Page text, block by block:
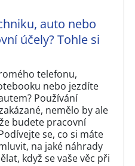
auto nebo
účely? Tohle si
telefonu,
nebo jezdíte
Používání
nemělo by ale
budete pracovní
se, co si máte
na jaké náhrady
když se vaše věc při